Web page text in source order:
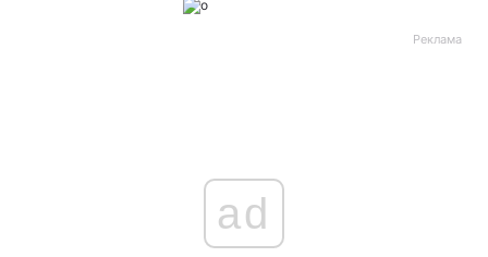
Реклама
ad